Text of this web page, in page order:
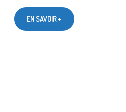
EN SAVOIR +